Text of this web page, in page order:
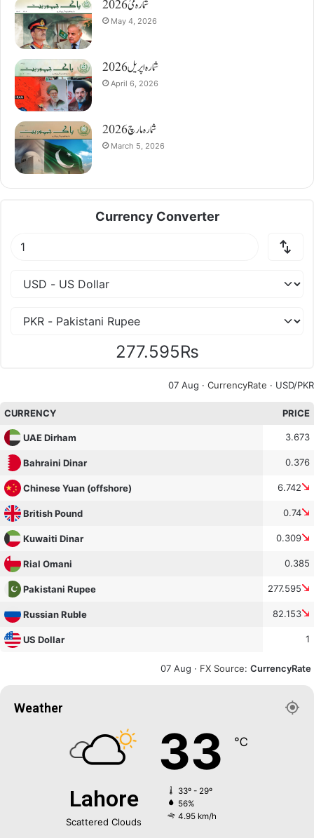
شمارہ مئ 2026
May 4, 2026
شمارہ اپریل 2026
April 6, 2026
شمارہ مارچ 2026
March 5, 2026
Currency Converter
277.595₨
07 Aug · CurrencyRate · USD/PKR
CURRENCY PRICE
UAE Dirham 3.673
Bahraini Dinar 0.376
Chinese Yuan (offshore) 6.742
British Pound 0.74
Kuwaiti Dinar 0.309
Rial Omani 0.385
Pakistani Rupee 277.595
Russian Ruble 82.153
US Dollar 1
07 Aug · FX Source: CurrencyRate
Weather
Lahore
Scattered Clouds
33 ℃
33º - 29º
56%
4.95 km/h